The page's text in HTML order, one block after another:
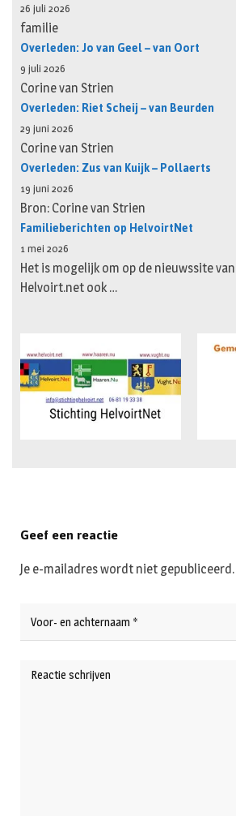
26 juli 2026
familie
Overleden: Jo van Geel – van Oort
9 juli 2026
Corine van Strien
Overleden: Riet Scheij – van Beurden
29 juni 2026
Corine van Strien
Overleden: Zus van Kuijk – Pollaerts
19 juni 2026
Bron: Corine van Strien
Familieberichten op HelvoirtNet
1 mei 2026
Het is mogelijk om op de nieuwssite van
Helvoirt.net ook …
Geef een reactie
Je e-mailadres wordt niet gepubliceerd.